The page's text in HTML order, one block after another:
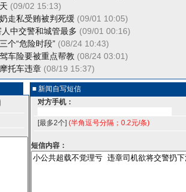
(09/02 15:13)
走私受贿被判死缓 (09/01 10:05)
中交警和城管最多 (09/01 00:16)
个“危险时段” (08/24 10:43)
车险要被重点帮教 (08/24 03:01)
托车违章 (08/19 15:37)
■ 新闻自写短信
对方手机：
[最多2个] (半角逗号分隔；0.2元/条)
短信内容：